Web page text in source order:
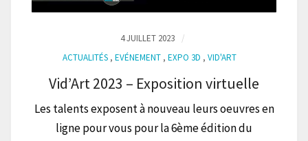
4 JUILLET 2023
ACTUALITÉS, EVÉNEMENT, EXPO 3D , VID'ART
Vid’Art 2023 – Exposition virtuelle
Les talents exposent à nouveau leurs oeuvres en
ligne pour vous pour la 6ème édition du